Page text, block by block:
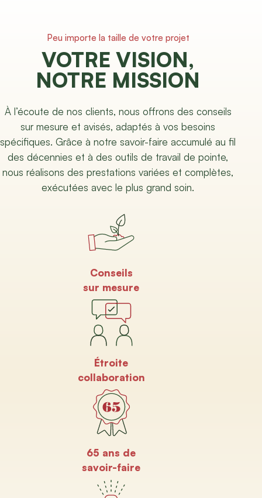
Peu importe la taille de votre projet
VOTRE VISION,
NOTRE MISSION
À l’écoute de nos clients, nous offrons des conseils
sur mesure et avisés, adaptés à vos besoins
spécifiques. Grâce à notre savoir-faire accumulé au fil
des décennies et à des outils de travail de pointe,
nous réalisons des prestations variées et complètes,
exécutées avec le plus grand soin.
Conseils
sur mesure
Étroite
collaboration
65 ans de
savoir-faire